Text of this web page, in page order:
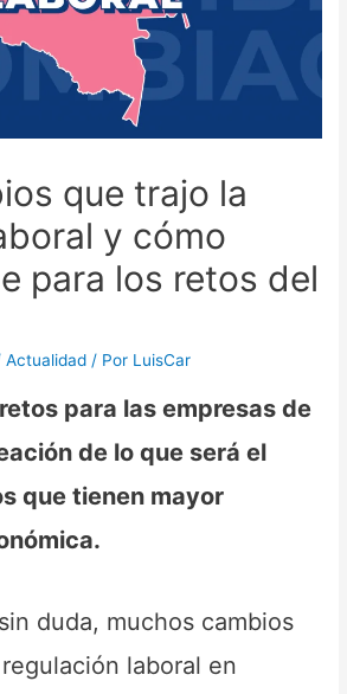
que trajo la
y cómo
para los retos del
Actualidad / Por LuisCar
para las empresas de
de lo que será el
que tienen mayor
duda, muchos cambios
laboral en